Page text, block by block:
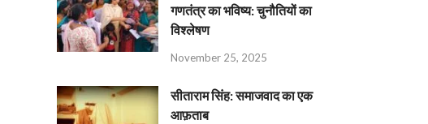
गणतंत्र का भविष्य: चुनौतियों का
विश्लेषण
November 25, 2025
सीताराम सिंह: समाजवाद का एक
आफ़ताब